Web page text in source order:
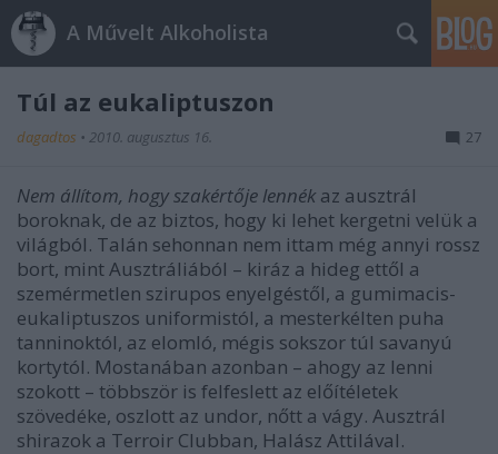
A Művelt Alkoholista
Túl az eukaliptuszon
dagadtos • 2010. augusztus 16. 27
Nem állítom, hogy szakértője lennék az ausztrál
boroknak, de az biztos, hogy ki lehet kergetni velük a
világból. Talán sehonnan nem ittam még annyi rossz
bort, mint Ausztráliából – kiráz a hideg ettől a
szemérmetlen szirupos enyelgéstől, a gumimacis-
eukaliptuszos uniformistól, a mesterkélten puha
tanninoktól, az elomló, mégis sokszor túl savanyú
kortytól. Mostanában azonban – ahogy az lenni
szokott – többször is felfeslett az előítéletek
szövedéke, oszlott az undor, nőtt a vágy. Ausztrál
shirazok a Terroir Clubban, Halász Attilával.